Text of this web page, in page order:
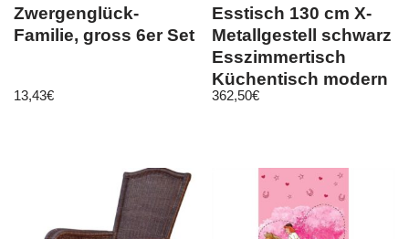
Zwergenglück-
Familie, gross 6er Set
13,43€
Esstisch 130 cm X-
Metallgestell schwarz
Esszimmertisch
Küchentisch modern
design
362,50€